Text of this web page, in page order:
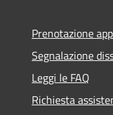
Prenotazione
Segnalazione
Leggi le FAQ
Richiesta